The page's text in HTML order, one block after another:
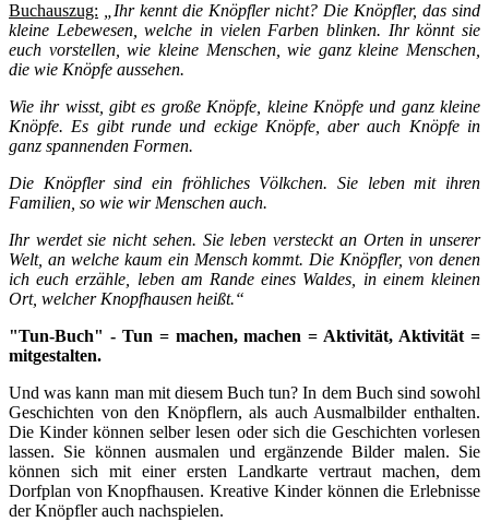
Buchauszug:
„Ihr kennt die Knöpfler nicht? Die Knöpfler, das sind
kleine Lebewesen, welche in vielen Farben blinken. Ihr könnt sie
euch vorstellen, wie kleine Menschen, wie ganz kleine Menschen,
die wie Knöpfe aussehen.
Wie ihr wisst, gibt es große Knöpfe, kleine Knöpfe und ganz kleine
Knöpfe. Es gibt runde und eckige Knöpfe, aber auch Knöpfe in
ganz spannenden Formen.
Die Knöpfler sind ein fröhliches Völkchen. Sie leben mit ihren
Familien, so wie wir Menschen auch.
Ihr werdet sie nicht sehen. Sie leben versteckt an Orten in unserer
Welt, an welche kaum ein Mensch kommt. Die Knöpfler, von denen
ich euch erzähle, leben am Rande eines Waldes, in einem kleinen
Ort, welcher Knopfhausen heißt.“
"Tun-Buch" - Tun = machen, machen = Aktivität, Aktivität =
mitgestalten.
Und was kann man mit diesem Buch tun? In dem Buch sind sowohl
Geschichten von den Knöpflern, als auch Ausmalbilder enthalten.
Die Kinder können selber lesen oder sich die Geschichten vorlesen
lassen. Sie können ausmalen und ergänzende Bilder malen. Sie
können sich mit einer ersten Landkarte vertraut machen, dem
Dorfplan von Knopfhausen. Kreative Kinder können die Erlebnisse
der Knöpfler auch nachspielen.